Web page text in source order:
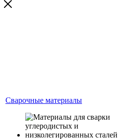
Сварочные материалы